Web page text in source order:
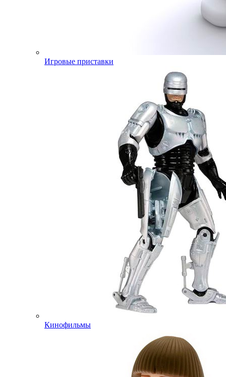
Игровые приставки
Кинофильмы